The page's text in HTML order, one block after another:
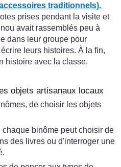
traditionnels).
prises pendant la visite et
avait rassemblés peu à
dans leur groupe pour
leurs histoires. À la fin,
histoire avec la classe.
objets artisanaux locaux
de choisir les objets
binôme peut choisir de
des livres ou d'interroger une